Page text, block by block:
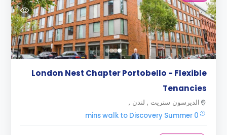
London Nest Chapter Portobello - Flexible
Tenancies
الديرسون ستريت , لندن ,
0 mins walk to Discovery Summer